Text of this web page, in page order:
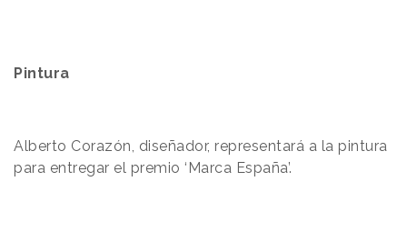
Pintura
Alberto Corazón, diseñador, representará a la pintura
para entregar el premio ‘Marca España’.